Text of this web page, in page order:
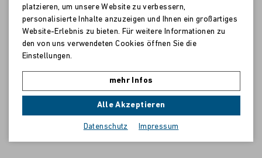
platzieren, um unsere Website zu verbessern,
personalisierte Inhalte anzuzeigen und Ihnen ein großartiges
Website-Erlebnis zu bieten. Für weitere Informationen zu
den von uns verwendeten Cookies öffnen Sie die
Einstellungen.
mehr Infos
Alle Akzeptieren
Datenschutz Impressum